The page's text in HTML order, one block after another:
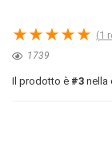
★★★★★ (1
1739
Il prodotto è #3 nella